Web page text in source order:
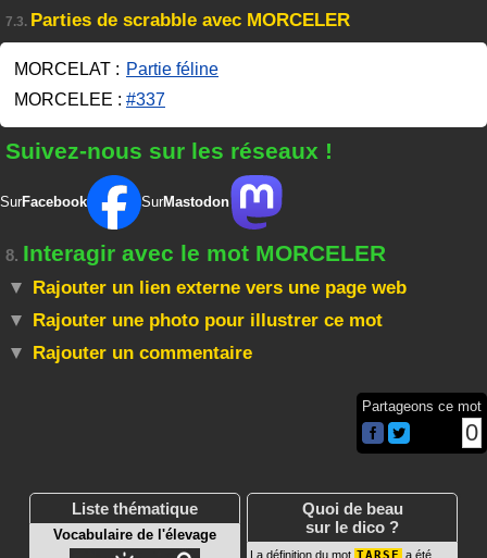
7.3. Parties de scrabble avec MORCELER
MORCELAT : Partie féline
MORCELEE : #337
Suivez-nous sur les réseaux !
SurFacebook SurMastodon
8. Interagir avec le mot MORCELER
Rajouter un lien externe vers une page web
Rajouter une photo pour illustrer ce mot
Rajouter un commentaire
Partageons ce mot
0
Liste thématique
Vocabulaire de l'élevage
Quoi de beau
sur le dico ?
La définition du mot TARSE a été